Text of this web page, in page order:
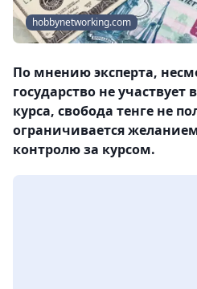
hobbynetworking.com
По мнению эксперта,
государство не
курса, свобода тенге не
ограничивается
контролю за курсом.